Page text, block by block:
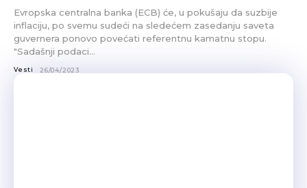
Evropska centralna banka (ECB) će, u pokušaju da suzbije
inflaciju, po svemu sudeći na sledećem zasedanju saveta
guvernera ponovo povećati referentnu kamatnu stopu.
"Sadašnji podaci...
Vesti 26/04/2023